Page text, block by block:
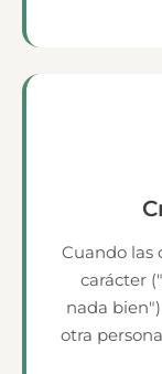
Cuando las
carácter
nada
otra